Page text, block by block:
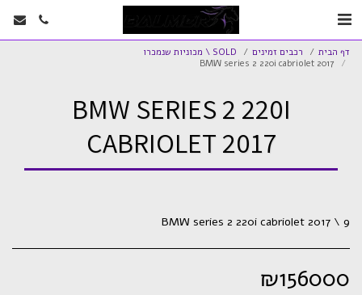
דף הבית רכבים זמינים
SOLD \ מכוניות שנמכרו
BMW series 2 220i cabriolet 2017
BMW SERIES 2 220I
CABRIOLET 2017
BMW series 2 220i cabriolet 2017 \ 9
₪156000